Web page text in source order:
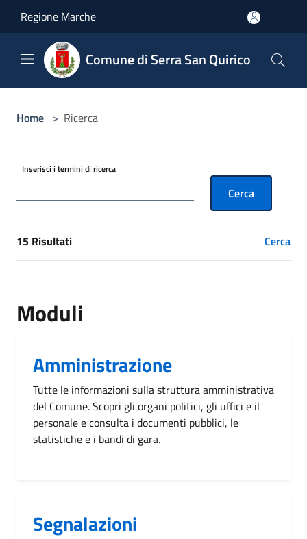
Regione Marche
Comune di Serra San Quirico
Home > Ricerca
Inserisci i termini di ricerca
Cerca
[results] Risultati
15 Risultati Cerca
Moduli
Amministrazione
Tutte le informazioni sulla struttura amministrativa
del Comune. Scopri gli organi politici, gli uffici e il
personale e consulta i documenti pubblici, le
statistiche e i bandi di gara.
Segnalazioni